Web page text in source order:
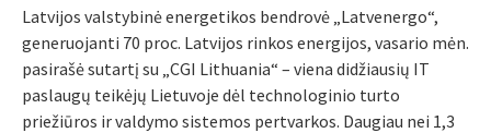
Latvijos valstybinė energetikos bendrovė „Latvenergo“,
generuojanti 70 proc. Latvijos rinkos energijos, vasario mėn.
pasirašė sutartį su „CGI Lithuania“ – viena didžiausių IT
paslaugų teikėjų Lietuvoje dėl technologinio turto
priežiūros ir valdymo sistemos pertvarkos. Daugiau nei 1,3